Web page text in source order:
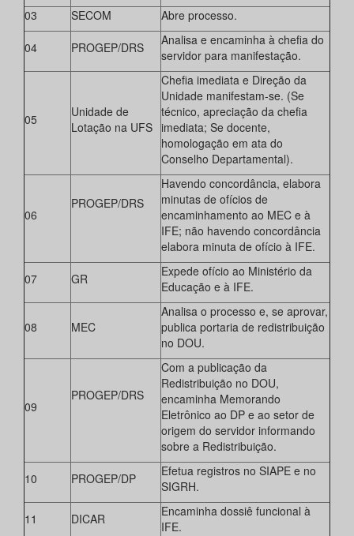
03
SECOM Abre processo.
04 PROGEP/DRS
Analisa e encaminha à chefia do
servidor para manifestação.
05
Unidade de
Lotação na UFS
Chefia imediata e Direção da
Unidade manifestam-se. (Se
técnico, apreciação da chefia
imediata; Se docente,
homologação em ata do
Conselho Departamental).
06
PROGEP/DRS
Havendo concordância, elabora
minutas de ofícios de
encaminhamento ao MEC e à
IFE; não havendo concordância
elabora minuta de ofício à IFE.
07 GR
Expede ofício ao Ministério da
Educação e à IFE.
08 MEC
Analisa o processo e, se aprovar,
publica portaria de redistribuição
no DOU.
09
PROGEP/DRS
Com a publicação da
Redistribuição no DOU,
encaminha Memorando
Eletrônico ao DP e ao setor de
origem do servidor informando
sobre a Redistribuição.
10 PROGEP/DP
Efetua registros no SIAPE e no
SIGRH.
11 DICAR
Encaminha dossiê funcional à
IFE.